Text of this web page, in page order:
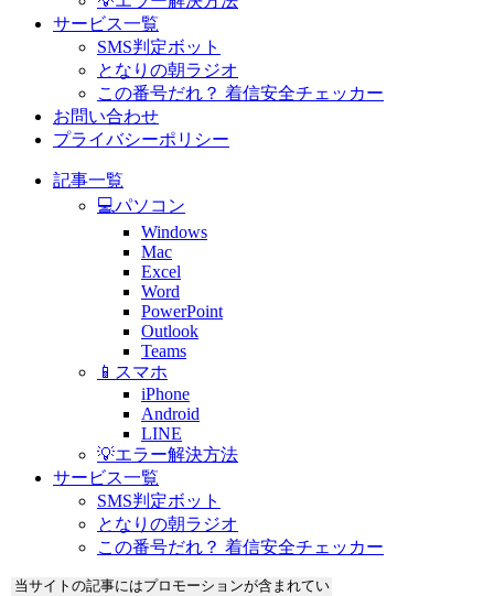
サービス一覧
SMS判定ボット
となりの朝ラジオ
この番号だれ？ 着信安全チェッカー
お問い合わせ
プライバシーポリシー
記事一覧
💻パソコン
Windows
Mac
Excel
Word
PowerPoint
Outlook
Teams
📱スマホ
iPhone
Android
LINE
💡エラー解決方法
サービス一覧
SMS判定ボット
となりの朝ラジオ
この番号だれ？ 着信安全チェッカー
当サイトの記事にはプロモーションが含まれてい